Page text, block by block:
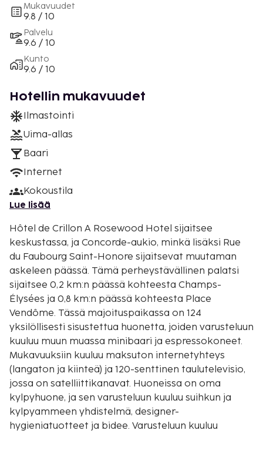
Mukavuudet
9.8 / 10
Palvelu
9.6 / 10
Kunto
9.6 / 10
Hotellin mukavuudet
Ilmastointi
Uima-allas
Baari
Internet
Kokoustila
Lue lisää
Hôtel de Crillon A Rosewood Hotel sijaitsee
keskustassa, ja Concorde-aukio, minkä lisäksi Rue
du Faubourg Saint-Honore sijaitsevat muutaman
askeleen päässä. Tämä perheystävällinen palatsi
sijaitsee 0,2 km:n päässä kohteesta Champs-
Élysées ja 0,8 km:n päässä kohteesta Place
Vendôme. Tässä majoituspaikassa on 124
yksilöllisesti sisustettua huonetta, joiden varusteluun
kuuluu muun muassa minibaari ja espressokoneet.
Mukavuuksiin kuuluu maksuton internetyhteys
(langaton ja kiinteä) ja 120-senttinen taulutelevisio,
jossa on satelliittikanavat. Huoneissa on oma
kylpyhuone, ja sen varusteluun kuuluu suihkun ja
kylpyammeen yhdistelmä, designer-
hygieniatuotteet ja bidee. Varusteluun kuuluu